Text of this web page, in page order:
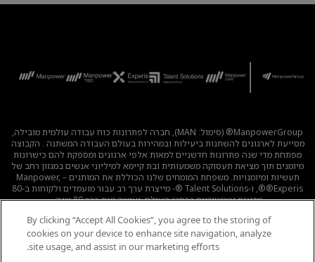
ManpowerGroup® (סימול: MAN), חברה לפתרונות כוח עבודה עולמית מובילה,
מסייעת לארגונים להשתנות ביעילות ובמהירות בעולם העבודה המשתנה . הקבוצה
מפתחת מדי שנה פתרונות חדשניים למאות אלפי ארגונים ומספקת להם כישרונות
מיומנים תוך מציאת תעסוקה משמעותית ובת קיימא למיליוני אנשים במגוון רחב של
תעשיות ומיומנויות. משפחת המומחים שלנו הכוללת את המותגים – Manpower,
®Experis®, ו-Talent Solutions ®- מייצרת ערך רב עבור מועמדים ולקוחות ב-80
מדינות וטריטוריות ברחבי העולם, ועושה זאת כבר 80 שנה.
לכל המשרות | מדיניות הפרטיות | תנאי השימוש | נגישות
קוד אתי
|
By clicking “Accept All Cookies”, you agree to the storing of
cookies on your device to enhance site navigation, analyze
site usage, and assist in our marketing efforts.